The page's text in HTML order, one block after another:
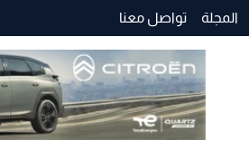
المجلة تواصل معنا